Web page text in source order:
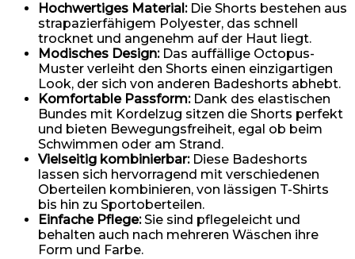
Hochwertiges Material:Die Shorts bestehen aus
strapazierfähigem Polyester, das schnell
trocknet und angenehm auf der Haut liegt.
Modisches Design:Das auffällige Octopus-
Muster verleiht den Shorts einen einzigartigen
Look, der sich von anderen Badeshorts abhebt.
Komfortable Passform:Dank des elastischen
Bundes mit Kordelzug sitzen die Shorts perfekt
und bieten Bewegungsfreiheit, egal ob beim
Schwimmen oder am Strand.
Vielseitig kombinierbar:Diese Badeshorts
lassen sich hervorragend mit verschiedenen
Oberteilen kombinieren, von lässigen T-Shirts
bis hin zu Sportoberteilen.
Einfache Pflege:Sie sind pflegeleicht und
behalten auch nach mehreren Wäschen ihre
Form und Farbe.